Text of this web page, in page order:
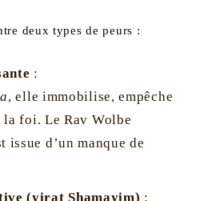
deux types de peurs :
:
, elle immobilise, empêche
foi. Le Rav Wolbe
issue d’un manque de
(yirat Shamayim) :